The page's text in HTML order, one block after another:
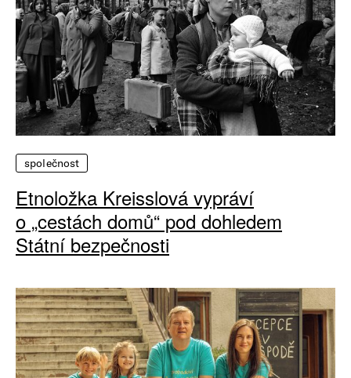
společnost
Etnoložka Kreisslová vypráví
o „cestách domů“ pod dohledem
Státní bezpečnosti